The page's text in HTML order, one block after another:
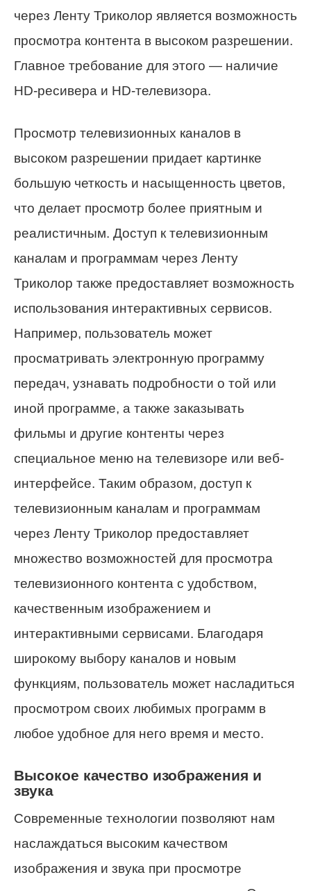
через Ленту Триколор является возможность
просмотра контента в высоком разрешении.
Главное требование для этого — наличие
HD-ресивера и HD-телевизора.
Просмотр телевизионных каналов в
высоком разрешении придает картинке
большую четкость и насыщенность цветов,
что делает просмотр более приятным и
реалистичным. Доступ к телевизионным
каналам и программам через Ленту
Триколор также предоставляет возможность
использования интерактивных сервисов.
Например, пользователь может
просматривать электронную программу
передач, узнавать подробности о той или
иной программе, а также заказывать
фильмы и другие контенты через
специальное меню на телевизоре или веб-
интерфейсе. Таким образом, доступ к
телевизионным каналам и программам
через Ленту Триколор предоставляет
множество возможностей для просмотра
телевизионного контента с удобством,
качественным изображением и
интерактивными сервисами. Благодаря
широкому выбору каналов и новым
функциям, пользователь может насладиться
просмотром своих любимых программ в
любое удобное для него время и место.
Высокое качество изображения и
звука
Современные технологии позволяют нам
наслаждаться высоким качеством
изображения и звука при просмотре